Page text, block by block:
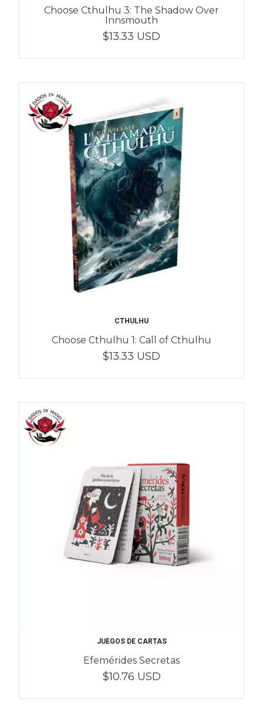
Choose Cthulhu 3: The Shadow Over
Innsmouth
$13.33 USD
CTHULHU
Choose Cthulhu 1: Call of Cthulhu
$13.33 USD
JUEGOS DE CARTAS
Efemérides Secretas
$10.76 USD